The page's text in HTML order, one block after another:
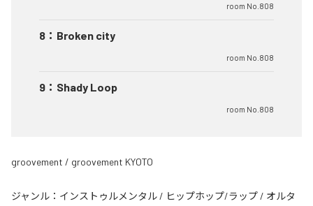
room No.808
8 ： Broken city
room No.808
9 ： Shady Loop
room No.808
groovement / groovement KYOTO
ジャンル： インストゥルメンタル / ヒップホップ/ラップ / オルタ